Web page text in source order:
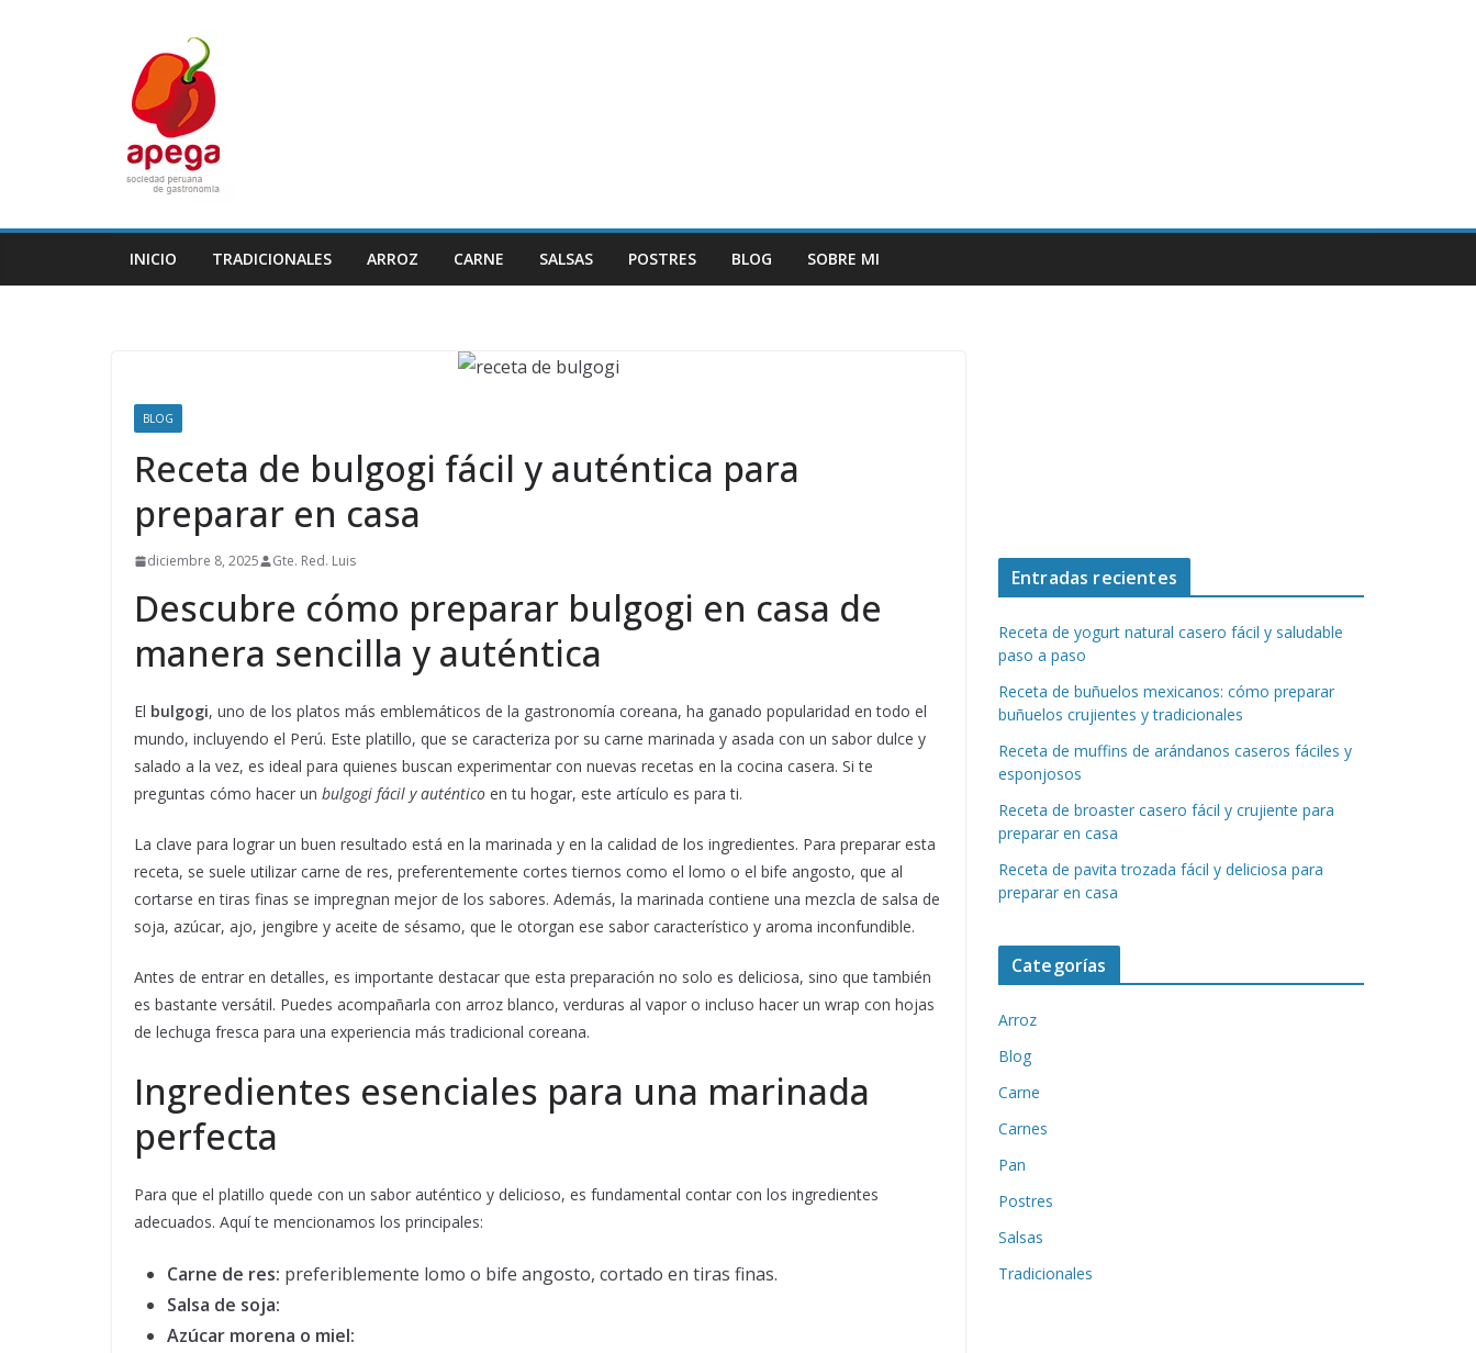
INICIO TRADICIONALES ARROZ CARNE SALSAS POSTRES BLOG SOBRE MI
BLOG
Receta de bulgogi fácil y auténtica para
preparar en casa
diciembre 8, 2025 Gte. Red. Luis
Descubre cómo preparar bulgogi en casa de
manera sencilla y auténtica
El bulgogi, uno de los platos más emblemáticos de la gastronomía coreana, ha ganado popularidad en todo el
mundo, incluyendo el Perú. Este platillo, que se caracteriza por su carne marinada y asada con un sabor dulce y
salado a la vez, es ideal para quienes buscan experimentar con nuevas recetas en la cocina casera. Si te
preguntas cómo hacer un bulgogi fácil y auténtico en tu hogar, este artículo es para ti.
La clave para lograr un buen resultado está en la marinada y en la calidad de los ingredientes. Para preparar esta
receta, se suele utilizar carne de res, preferentemente cortes tiernos como el lomo o el bife angosto, que al
cortarse en tiras finas se impregnan mejor de los sabores. Además, la marinada contiene una mezcla de salsa de
soja, azúcar, ajo, jengibre y aceite de sésamo, que le otorgan ese sabor característico y aroma inconfundible.
Antes de entrar en detalles, es importante destacar que esta preparación no solo es deliciosa, sino que también
es bastante versátil. Puedes acompañarla con arroz blanco, verduras al vapor o incluso hacer un wrap con hojas
de lechuga fresca para una experiencia más tradicional coreana.
Ingredientes esenciales para una marinada
perfecta
Para que el platillo quede con un sabor auténtico y delicioso, es fundamental contar con los ingredientes
adecuados. Aquí te mencionamos los principales:
Carne de res: preferiblemente lomo o bife angosto, cortado en tiras finas.
Salsa de soja:
Azúcar morena o miel:
Entradas recientes
Receta de yogurt natural casero fácil y saludable
paso a paso
Receta de buñuelos mexicanos: cómo preparar
buñuelos crujientes y tradicionales
Receta de muffins de arándanos caseros fáciles y
esponjosos
Receta de broaster casero fácil y crujiente para
preparar en casa
Receta de pavita trozada fácil y deliciosa para
preparar en casa
Categorías
Arroz
Blog
Carne
Carnes
Pan
Postres
Salsas
Tradicionales